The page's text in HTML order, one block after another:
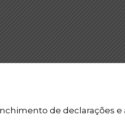
de declarações e